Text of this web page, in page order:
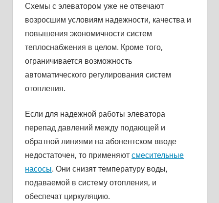
Схемы с элеватором уже не отвечают
возросшим условиям надежности, качества и
повышения экономичности систем
теплоснабжения в целом. Кроме того,
ограничивается возможность
автоматического регулирования систем
отопления.
Если для надежной работы элеватора
перепад давлений между подающей и
обратной линиями на абонентском вводе
недостаточен, то применяютсмесительные
насосы. Они снизят температуру воды,
подаваемой в систему отопления, и
обеспечат циркуляцию.